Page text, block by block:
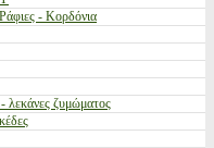
- Κορδόνια
λεκάνες ζυμώματος